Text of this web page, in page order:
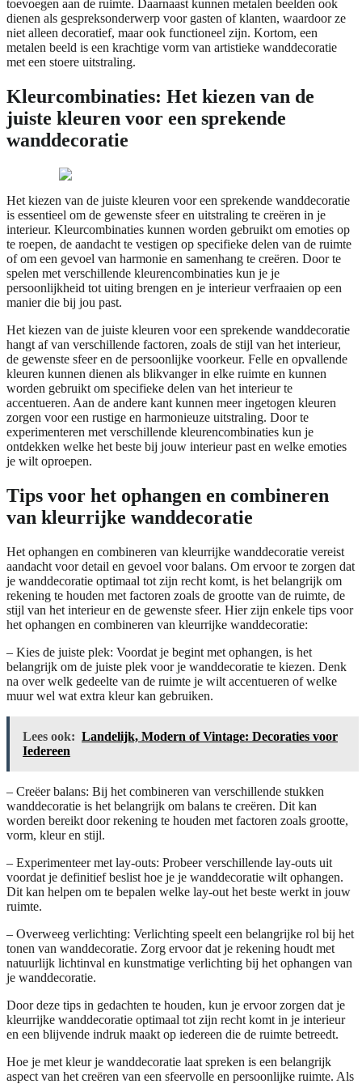
toevoegen aan de ruimte. Daarnaast kunnen metalen beelden ook
dienen als gespreksonderwerp voor gasten of klanten, waardoor ze
niet alleen decoratief, maar ook functioneel zijn. Kortom, een
metalen beeld is een krachtige vorm van artistieke wanddecoratie
met een stoere uitstraling.
Kleurcombinaties: Het kiezen van de
juiste kleuren voor een sprekende
wanddecoratie
Het kiezen van de juiste kleuren voor een sprekende wanddecoratie
is essentieel om de gewenste sfeer en uitstraling te creëren in je
interieur. Kleurcombinaties kunnen worden gebruikt om emoties op
te roepen, de aandacht te vestigen op specifieke delen van de ruimte
of om een gevoel van harmonie en samenhang te creëren. Door te
spelen met verschillende kleurencombinaties kun je je
persoonlijkheid tot uiting brengen en je interieur verfraaien op een
manier die bij jou past.
Het kiezen van de juiste kleuren voor een sprekende wanddecoratie
hangt af van verschillende factoren, zoals de stijl van het interieur,
de gewenste sfeer en de persoonlijke voorkeur. Felle en opvallende
kleuren kunnen dienen als blikvanger in elke ruimte en kunnen
worden gebruikt om specifieke delen van het interieur te
accentueren. Aan de andere kant kunnen meer ingetogen kleuren
zorgen voor een rustige en harmonieuze uitstraling. Door te
experimenteren met verschillende kleurencombinaties kun je
ontdekken welke het beste bij jouw interieur past en welke emoties
je wilt oproepen.
Tips voor het ophangen en combineren
van kleurrijke wanddecoratie
Het ophangen en combineren van kleurrijke wanddecoratie vereist
aandacht voor detail en gevoel voor balans. Om ervoor te zorgen dat
je wanddecoratie optimaal tot zijn recht komt, is het belangrijk om
rekening te houden met factoren zoals de grootte van de ruimte, de
stijl van het interieur en de gewenste sfeer. Hier zijn enkele tips voor
het ophangen en combineren van kleurrijke wanddecoratie:
– Kies de juiste plek: Voordat je begint met ophangen, is het
belangrijk om de juiste plek voor je wanddecoratie te kiezen. Denk
na over welk gedeelte van de ruimte je wilt accentueren of welke
muur wel wat extra kleur kan gebruiken.
Lees ook: Landelijk, Modern of Vintage: Decoraties voor
Iedereen
– Creëer balans: Bij het combineren van verschillende stukken
wanddecoratie is het belangrijk om balans te creëren. Dit kan
worden bereikt door rekening te houden met factoren zoals grootte,
vorm, kleur en stijl.
– Experimenteer met lay-outs: Probeer verschillende lay-outs uit
voordat je definitief beslist hoe je je wanddecoratie wilt ophangen.
Dit kan helpen om te bepalen welke lay-out het beste werkt in jouw
ruimte.
– Overweeg verlichting: Verlichting speelt een belangrijke rol bij het
tonen van wanddecoratie. Zorg ervoor dat je rekening houdt met
natuurlijk lichtinval en kunstmatige verlichting bij het ophangen van
je wanddecoratie.
Door deze tips in gedachten te houden, kun je ervoor zorgen dat je
kleurrijke wanddecoratie optimaal tot zijn recht komt in je interieur
en een blijvende indruk maakt op iedereen die de ruimte betreedt.
Hoe je met kleur je wanddecoratie laat spreken is een belangrijk
aspect van het creëren van een sfeervolle en persoonlijke ruimte. Als